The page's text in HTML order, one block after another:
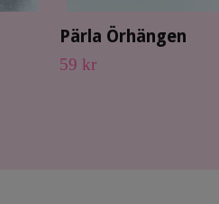
Pärla Örhängen
59 kr